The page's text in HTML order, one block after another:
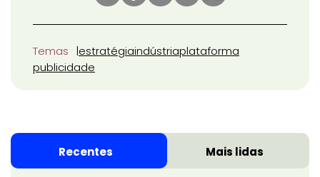
Temas estratégiaindústriaplataforma
publicidade
Recentes Mais lidas